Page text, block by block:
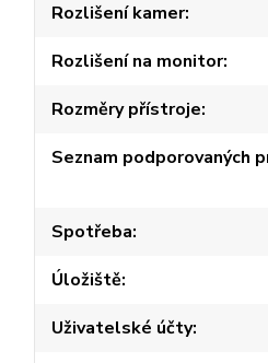
Rozlišení kamer
Rozlišení na monitor
Rozměry přístroje
Seznam podporovaných
Spotřeba
Úložiště
Uživatelské účty